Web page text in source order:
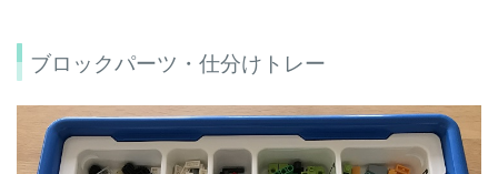
ブロックパーツ・仕分けトレー